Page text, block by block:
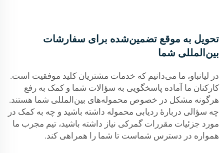
تحویل به موقع تضمین‌شده برای سفارشات
بین‌المللی شما
در لیانباو، ما می‌دانیم که خدمات مشتریان کلید موفقیت است.
کارکنان ما آماده پاسخگویی به سؤالات شما و کمک به رفع
هرگونه مشکل در خصوص محموله‌های بین‌المللی شما هستند.
چه سؤالی دربارهٔ ردیابی محموله داشته باشید و چه به کمک در
مورد جزئیات مقررات گمرکی نیاز داشته باشید، تیم مجرب ما
همواره در دسترس شماست تا شما را همراهی کند.